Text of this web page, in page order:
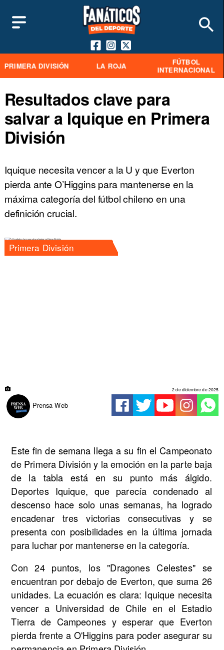
PRIMERA DIVISIÓN LA ROJA
FÚTBOL
INTERNACIONAL
Resultados clave para
salvar a Iquique en Primera
División
Iquique necesita vencer a la U y que Everton
pierda ante O’Higgins para mantenerse en la
máxima categoría del fútbol chileno en una
definición crucial.
Primera División
Prensa Web
2 de diciembre de 2025
Este fin de semana llega a su fin el Campeonato
de Primera División y la emoción en la parte baja
de la tabla está en su punto más álgido.
Deportes Iquique, que parecía condenado al
descenso hace solo unas semanas, ha logrado
encadenar tres victorias consecutivas y se
presenta con posibilidades en la última jornada
para luchar por mantenerse en la categoría.
Con 24 puntos, los "Dragones Celestes" se
encuentran por debajo de Everton, que suma 26
unidades. La ecuación es clara: Iquique necesita
vencer a Universidad de Chile en el Estadio
Tierra de Campeones y esperar que Everton
pierda frente a O'Higgins para poder asegurar su